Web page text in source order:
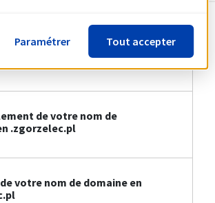
votre nom de domaine en
de votre nom de
.zgorzelec.pl
votre nom de domaine en
Paramétrer Tout accepter